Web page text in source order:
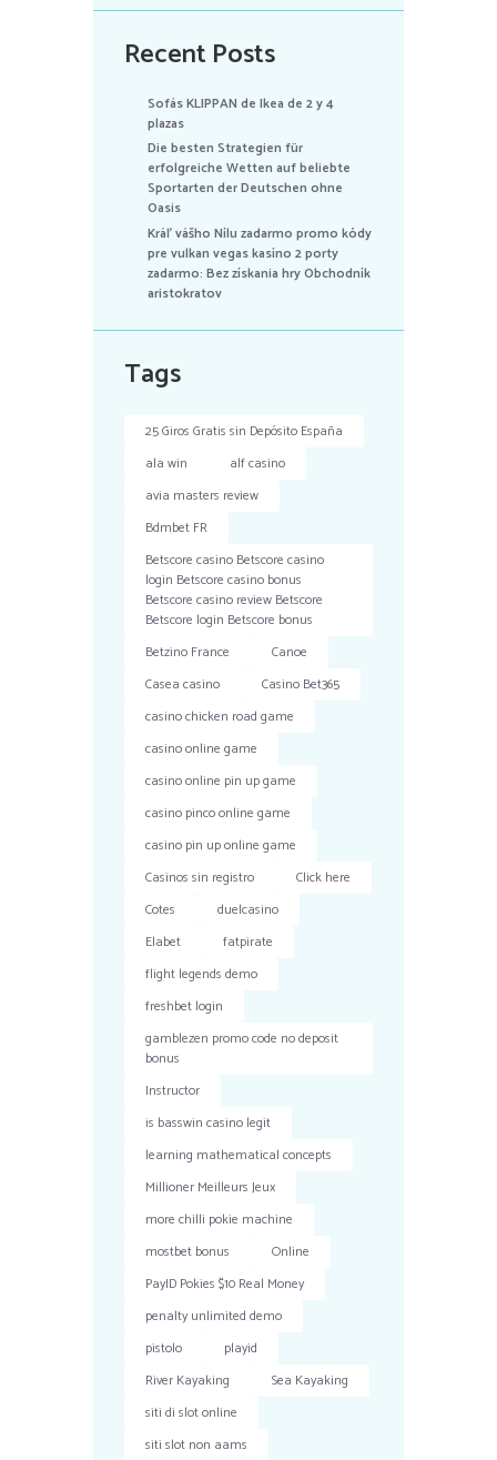
Recent Posts
Sofás KLIPPAN de Ikea de 2 y 4
plazas
Die besten Strategien für
erfolgreiche Wetten auf beliebte
Sportarten der Deutschen ohne
Oasis
Kráľ vášho Nílu zadarmo promo kódy
pre vulkan vegas kasíno 2 porty
zadarmo: Bez získania hry Obchodník
aristokratov
Tags
25 Giros Gratis sin Depósito España
ala win
alf casino
avia masters review
Bdmbet FR
Betscore casino Betscore casino
login Betscore casino bonus
Betscore casino review Betscore
Betscore login Betscore bonus
Betzino France
Canoe
Casea casino
Casino Bet365
casino chicken road game
casino online game
casino online pin up game
casino pinco online game
casino pin up online game
Casinos sin registro
Click here
Cotes
duelcasino
Elabet
fatpirate
flight legends demo
freshbet login
gamblezen promo code no deposit
bonus
Instructor
is basswin casino legit
learning mathematical concepts
Millioner Meilleurs Jeux
more chilli pokie machine
mostbet bonus
Online
PayID Pokies $10 Real Money
penalty unlimited demo
pistolo
playid
River Kayaking
Sea Kayaking
siti di slot online
siti slot non aams